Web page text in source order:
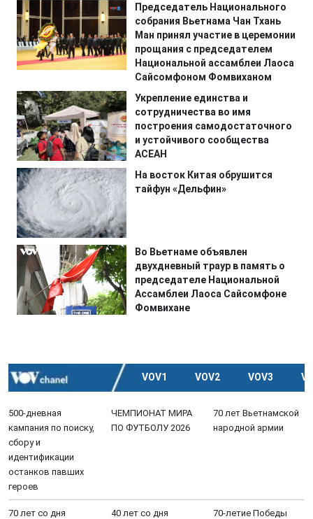
Председатель Национального
собрания Вьетнама Чан Тхань
Ман принял участие в церемонии
прощания с председателем
Национальной ассамблеи Лаоса
Сайсомфоном Фомвиханом
Укрепление единства и
сотрудничества во имя
построения самодостаточного
и устойчивого сообщества
АСЕАН
На восток Китая обрушится
тайфун «Дельфин»
Во Вьетнаме объявлен
двухдневный траур в память о
председателе Национальной
Ассамблеи Лаоса Сайсомфоне
Фомвихане
VOV1 VOV2 VOV3
500-дневная
кампания по поиску,
сбору и
идентификации
останков павших
героев
ЧЕМПИОНАТ МИРА
ПО ФУТБОЛУ 2026
70 лет Вьетнамской
народной армии
70 лет со дня
40 лет со дня
70-летие Победы